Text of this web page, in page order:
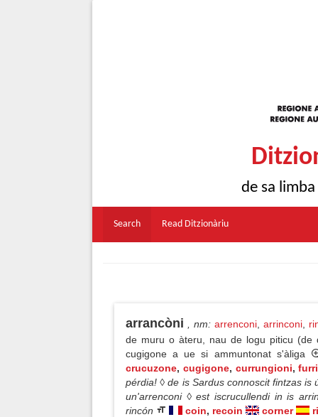
de sa
Search Read Ditzionàriu
arrancòni , nm: arrenconi, arrinconi,
de muru o àteru, nau de logu piticu
cugigone a ue si ammuntonat s'àliga
crucuzone, cugigone, currungioni,
pérdia! ◊ de is Sardus connoscit fintzas
un'arrenconi ◊ est iscrucullendi in is
rincón
coin, recoin corner